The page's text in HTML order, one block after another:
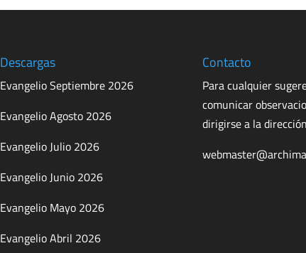
Descargas
Evangelio Septiembre 2026
Evangelio Agosto 2026
Evangelio Julio 2026
Evangelio Junio 2026
Evangelio Mayo 2026
Evangelio Abril 2026
Contacto
Para cualquier
comunicar
dirigirse a la